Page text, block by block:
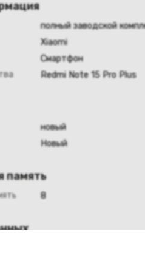
полный заводской
Xiaomi
Смартфон
Redmi Note 15 Pro Plus
новый
Новый
память
8